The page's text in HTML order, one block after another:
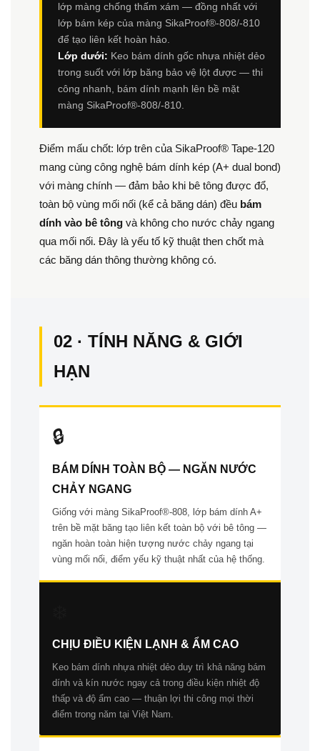
lớp màng chống thấm xám — đồng nhất với
lớp bám kép của màng SikaProof®-808/-810
để tạo liên kết hoàn hảo.
Lớp dưới: Keo bám dính gốc nhựa nhiệt dẻo
trong suốt với lớp băng bảo vệ lột được — thi
công nhanh, bám dính mạnh lên bề mặt
màng SikaProof®-808/-810.
Điểm mấu chốt: lớp trên của SikaProof® Tape-120
mang cùng công nghệ bám dính kép (A+ dual bond)
với màng chính — đảm bảo khi bê tông được đổ,
toàn bộ vùng mối nối (kể cả băng dán) đều bám
dính vào bê tông và không cho nước chảy ngang
qua mối nối. Đây là yếu tố kỹ thuật then chốt mà
các băng dán thông thường không có.
02 · TÍNH NĂNG & GIỚI
HẠN
🔒
BÁM DÍNH TOÀN BỘ — NGĂN NƯỚC
CHẢY NGANG
Giống với màng SikaProof®-808, lớp bám dính A+
trên bề mặt băng tạo liên kết toàn bộ với bê tông —
ngăn hoàn toàn hiện tượng nước chảy ngang tại
vùng mối nối, điểm yếu kỹ thuật nhất của hệ thống.
CHỊU ĐIỀU KIỆN LẠNH & ẨM CAO
Keo bám dính nhựa nhiệt dẻo duy trì khả năng bám
dính và kín nước ngay cả trong điều kiện nhiệt độ
thấp và độ ẩm cao — thuận lợi thi công mọi thời
điểm trong năm tại Việt Nam.